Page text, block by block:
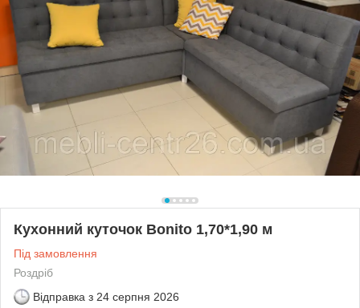
Кухонний куточок Bonito 1,70*1,90 м
Під замовлення
Роздріб
Відправка з 24 серпня 2026